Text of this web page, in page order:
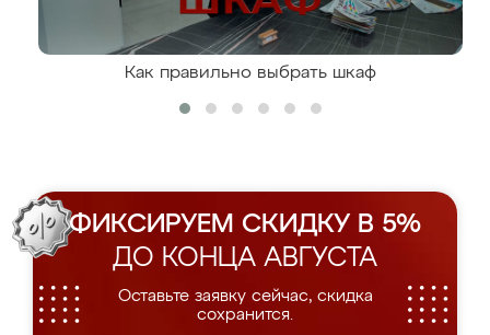
Как правильно выбрать шкаф
ФИКСИРУЕМ СКИДКУ В 5%
ДО КОНЦА АВГУСТА
Оставьте заявку сейчас, скидка
сохранится.